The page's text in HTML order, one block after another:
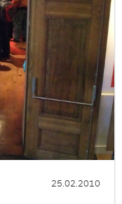
25.02.2010